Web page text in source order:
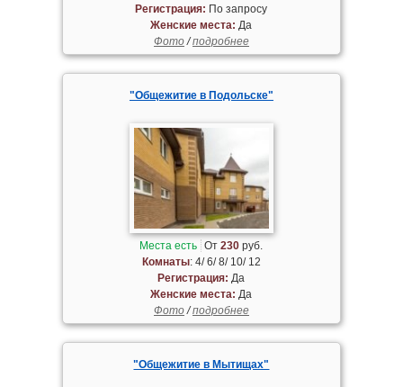
Регистрация: По запросу
Женские места: Да
Фото/подробнее
"Общежитие в Подольске"
Места есть От230 руб.
Комнаты: 4/ 6/ 8/ 10/ 12
Регистрация: Да
Женские места: Да
Фото/подробнее
"Общежитие в Мытищах"